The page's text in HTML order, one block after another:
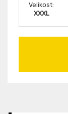
Velikost:
XXXL